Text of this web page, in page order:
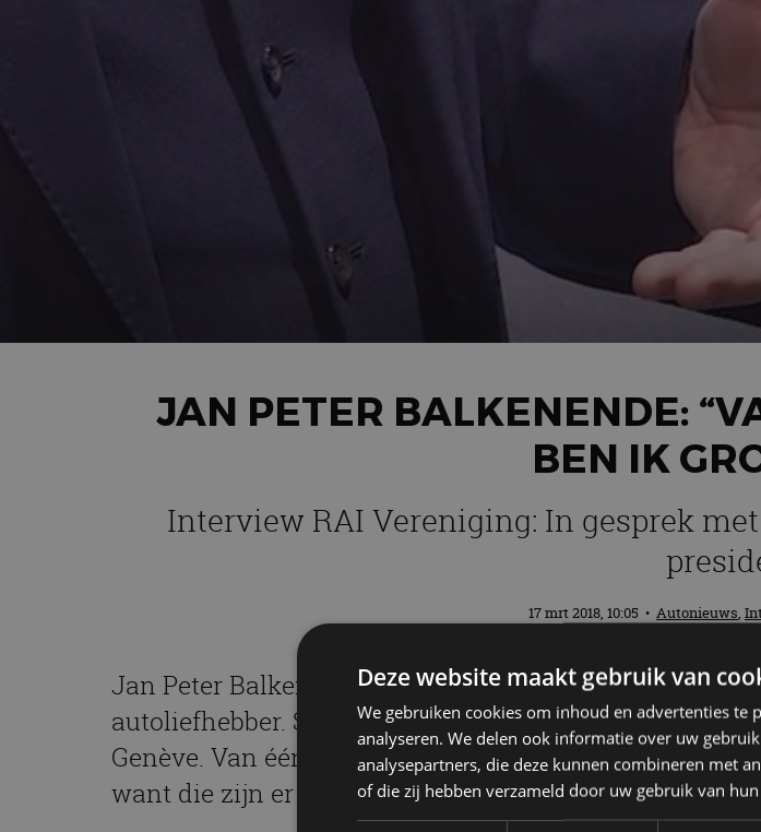
JAN PETER BALKENENDE:
BEN IK
Interview RAI Vereniging: In gesprek
17 mrt 2018, 10:05 • Autonieuws,
Jan Peter Balkenende is niet alleen de oud-minister
autoliefhebber. Samen met RAI Vereniging-voorzitter
Genève. Van één primeur is hij groot fan. Van Eijck
want die zijn er genoeg.
Deze website maakt gebruik van
We gebruiken cookies om inhoud en advertenties te
analyseren. We delen ook informatie over uw
analysepartners, die deze kunnen combineren met
of die zij hebben verzameld door uw gebruik van